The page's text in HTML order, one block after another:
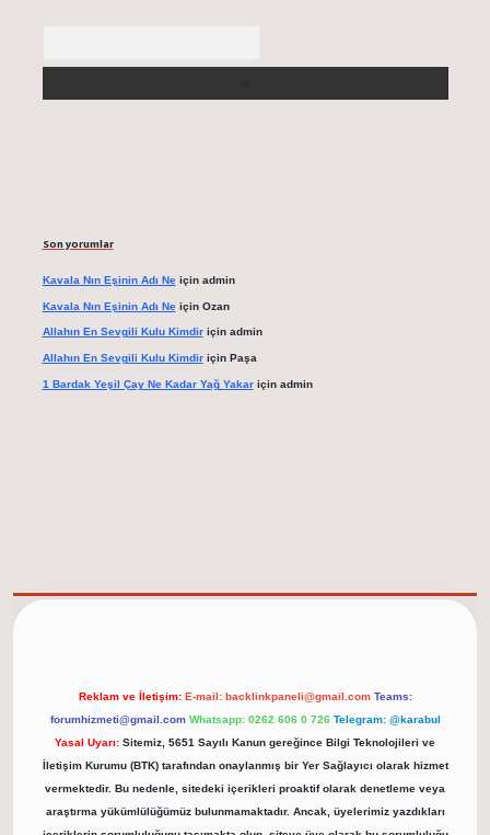
Son yorumlar
Kavala Nın Eşinin Adı Neiçin admin
Kavala Nın Eşinin Adı Neiçin Ozan
Allahın En Sevgili Kulu Kimdiriçin admin
Allahın En Sevgili Kulu Kimdiriçin Paşa
1 Bardak Yeşil Çay Ne Kadar Yağ Yakariçin admin
Reklam ve İletişim: E-mail: backlinkpaneli@gmail.com Teams:
forumhizmeti@gmail.com Whatsapp: 0262 606 0 726 Telegram: @karabul
Yasal Uyarı: Sitemiz, 5651 Sayılı Kanun gereğince Bilgi Teknolojileri ve
İletişim Kurumu (BTK) tarafından onaylanmış bir Yer Sağlayıcı olarak hizmet
vermektedir. Bu nedenle, sitedeki içerikleri proaktif olarak denetleme veya
araştırma yükümlülüğümüz bulunmamaktadır. Ancak, üyelerimiz yazdıkları